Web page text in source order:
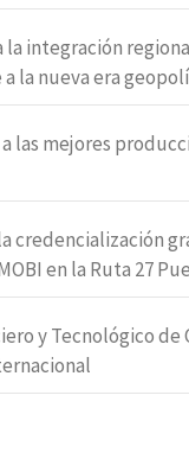
la integración
la nueva era
las mejores
credencialización
en la Ruta 27
y Tecnológico de